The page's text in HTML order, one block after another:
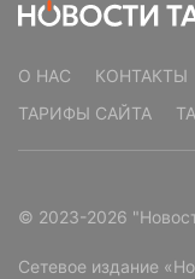
О НАС КОНТАКТЫ
ТАРИФЫ САЙТА
© 2023-2026
Сетевое издание